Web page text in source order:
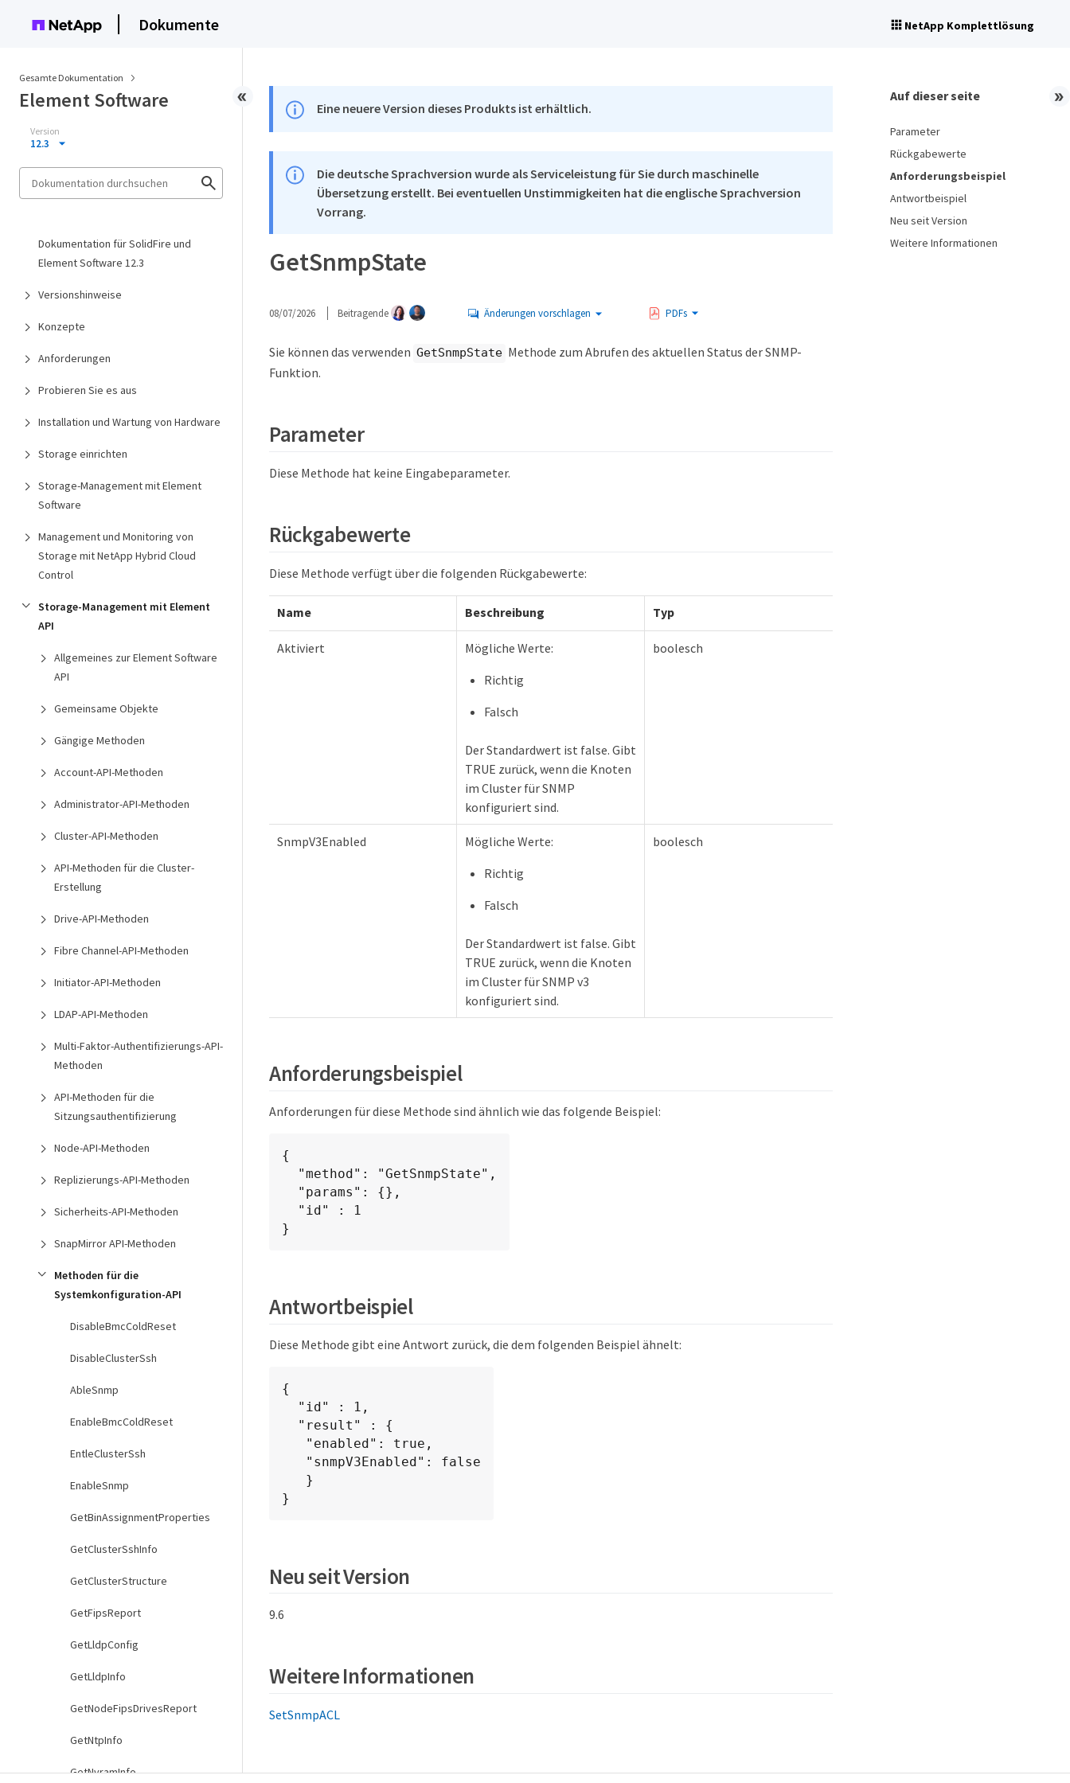
Dokumente NetApp Komplettlösung
Gesamte Dokumentation
Element Software
Version
12.3
Dokumentation für SolidFire und
Element Software 12.3
Versionshinweise
Konzepte
Anforderungen
Probieren Sie es aus
Installation und Wartung von Hardware
Storage einrichten
Storage-Management mit Element
Software
Management und Monitoring von
Storage mit NetApp Hybrid Cloud
Control
Storage-Management mit Element
API
Allgemeines zur Element Software
API
Gemeinsame Objekte
Gängige Methoden
Account-API-Methoden
Administrator-API-Methoden
Cluster-API-Methoden
API-Methoden für die Cluster-
Erstellung
Drive-API-Methoden
Fibre Channel-API-Methoden
Initiator-API-Methoden
LDAP-API-Methoden
Multi-Faktor-Authentifizierungs-API-
Methoden
API-Methoden für die
Sitzungsauthentifizierung
Node-API-Methoden
Replizierungs-API-Methoden
Sicherheits-API-Methoden
SnapMirror API-Methoden
Methoden für die
Systemkonfiguration-API
DisableBmcColdReset
DisableClusterSsh
AbleSnmp
EnableBmcColdReset
EntleClusterSsh
EnableSnmp
GetBinAssignmentProperties
GetClusterSshInfo
GetClusterStructure
GetFipsReport
GetLldpConfig
GetLldpInfo
GetNodeFipsDrivesReport
GetNtpInfo
GetNvramInfo
Eine neuere Version dieses Produkts ist erhältlich.
Die deutsche Sprachversion wurde als Serviceleistung für Sie durch maschinelle
Übersetzung erstellt. Bei eventuellen Unstimmigkeiten hat die englische Sprachversion
Vorrang.
GetSnmpState
08/07/2026 Beitragende Änderungen vorschlagen PDFs
Sie können das verwenden GetSnmpState Methode zum Abrufen des aktuellen Status der SNMP-
Funktion.
Parameter
Diese Methode hat keine Eingabeparameter.
Rückgabewerte
Diese Methode verfügt über die folgenden Rückgabewerte:
Name Beschreibung Typ
Aktiviert
Mögliche Werte:
Richtig
Falsch
Der Standardwert ist false. Gibt
TRUE zurück, wenn die Knoten
im Cluster für SNMP
konfiguriert sind.
boolesch
SnmpV3Enabled
Mögliche Werte:
Richtig
Falsch
Der Standardwert ist false. Gibt
TRUE zurück, wenn die Knoten
im Cluster für SNMP v3
konfiguriert sind.
boolesch
Anforderungsbeispiel
Anforderungen für diese Methode sind ähnlich wie das folgende Beispiel:
{
}
Antwortbeispiel
Diese Methode gibt eine Antwort zurück, die dem folgenden Beispiel ähnelt:
{
}
Neu seit Version
9.6
Weitere Informationen
SetSnmpACL
Auf dieser seite
Parameter
Rückgabewerte
Anforderungsbeispiel
Antwortbeispiel
Neu seit Version
Weitere Informationen